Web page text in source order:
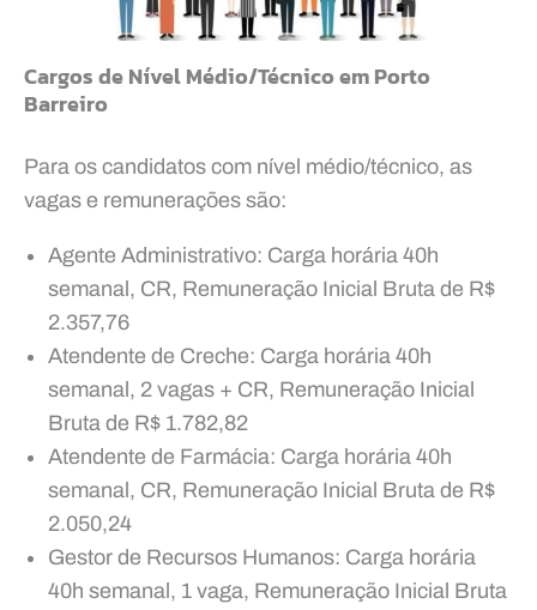
Cargos de Nível Médio/Técnico em Porto
Barreiro
Para os candidatos com nível médio/técnico, as
vagas e remunerações são:
Agente Administrativo: Carga horária 40h
semanal, CR, Remuneração Inicial Bruta de R$
2.357,76
Atendente de Creche: Carga horária 40h
semanal, 2 vagas + CR, Remuneração Inicial
Bruta de R$ 1.782,82
Atendente de Farmácia: Carga horária 40h
semanal, CR, Remuneração Inicial Bruta de R$
2.050,24
Gestor de Recursos Humanos: Carga horária
40h semanal, 1 vaga, Remuneração Inicial Bruta